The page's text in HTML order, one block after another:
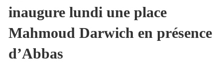
inaugure lundi une place
Mahmoud Darwich en présence
d’Abbas